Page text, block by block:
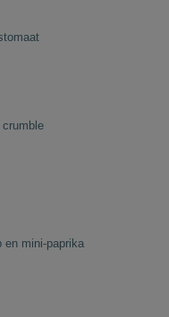
en mini-paprika